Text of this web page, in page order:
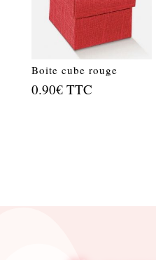
Boite cube rouge
0.90€ TTC